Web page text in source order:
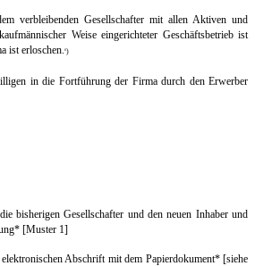
verbleibenden Gesellschafter mit allen Aktiven und
Weise eingerichteter Geschäftsbetrieb ist
ist erloschen.
0)
in die Fortführung der Firma durch den Erwerber
bisherigen Gesellschafter und den neuen Inhaber und
[Muster 1]
Abschrift mit dem Papierdokument* [siehe